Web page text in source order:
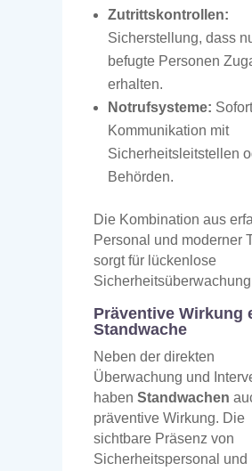
Zutrittskontrollen:
Sicherstellung, dass
befugte Personen
erhalten.
Notrufsysteme:
Kommunikation mit
Sicherheitsleitstellen
Behörden.
Die Kombination aus
Personal und moderner
sorgt für lückenlose
Präventive Wirkung
Standwache
Neben der direkten
Überwachung und
haben Standwachen
präventive Wirkung. Die
sichtbare Präsenz von
Sicherheitspersonal und